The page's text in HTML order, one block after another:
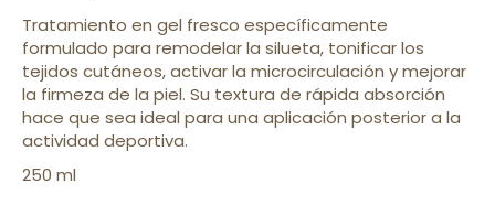
Tratamiento en gel fresco específicamente
formulado para remodelar la silueta, tonificar los
tejidos cutáneos, activar la microcirculación y mejorar
la firmeza de la piel. Su textura de rápida absorción
hace que sea ideal para una aplicación posterior a la
actividad deportiva.
250 ml